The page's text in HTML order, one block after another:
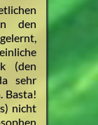
den
(den
sehr
Basta!
nicht